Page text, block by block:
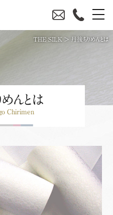
THE SILK > 丹後ちりめんとは
んとは
Chirimen